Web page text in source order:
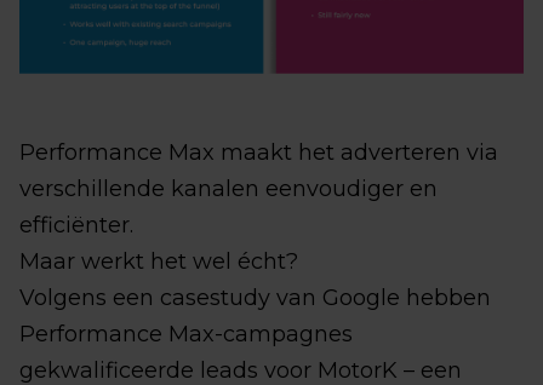
Performance Max maakt het adverteren via
verschillende kanalen eenvoudiger en
efficiënter.
Maar werkt het wel écht?
Volgens een casestudy van Google hebben
Performance Max-campagnes
gekwalificeerde leads voor MotorK – een